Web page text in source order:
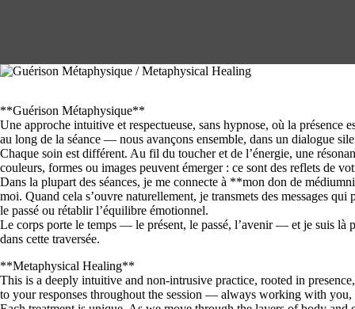
**Guérison Métaphysique**
Une approche intuitive et respectueuse, sans hypnose, où la présence
au long de la séance — nous avançons ensemble, dans un dialogue
Chaque soin est différent. Au fil du toucher et de l’énergie, une
couleurs, formes ou images peuvent émerger : ce sont des reflets de
Dans la plupart des séances, je me connecte à **mon don de
moi. Quand cela s’ouvre naturellement, je transmets des messages
le passé ou rétablir l’équilibre émotionnel.
Le corps porte le temps — le présent, le passé, l’avenir — et je suis là
dans cette traversée.
**Metaphysical Healing**
This is a deeply intuitive and non-intrusive practice, rooted in
to your responses throughout the session — always working with you,